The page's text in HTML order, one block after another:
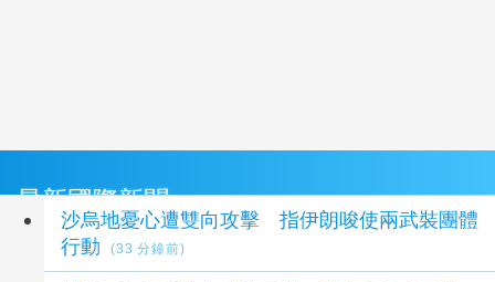
最新國際新聞
沙烏地憂心遭雙向攻擊 指伊朗唆使兩武裝團體
行動
(33 分鐘前)